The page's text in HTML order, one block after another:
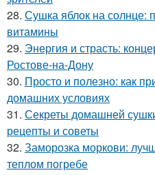
28. Сушка яблок на солнце:
витамины
29. Энергия и страсть:
Ростове-на-Дону
30. Просто и полезно: как
домашних условиях
31. Секреты домашней
рецепты и советы
32. Заморозка моркови:
теплом погребе